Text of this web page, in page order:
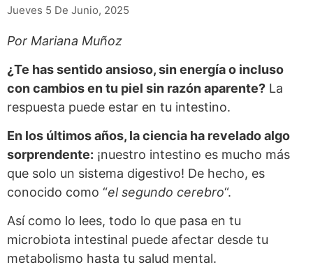
Jueves 5 De Junio, 2025
Por Mariana Muñoz
¿Te has sentido ansioso, sin energía o incluso
con cambios en tu piel sin razón aparente? La
respuesta puede estar en tu intestino.
En los últimos años, la ciencia ha revelado algo
sorprendente: ¡nuestro intestino es mucho más
que solo un sistema digestivo! De hecho, es
conocido como “el segundo cerebro“.
Así como lo lees, todo lo que pasa en tu
microbiota intestinal puede afectar desde tu
metabolismo hasta tu salud mental.